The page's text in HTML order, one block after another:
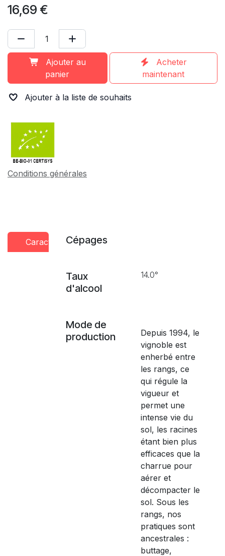
16,69 €
Ajouter au
panier
Acheter
maintenant
Ajouter à la liste de souhaits
Conditions générales
CaractéristiquesCépages
Taux
d'alcool
14.0°
Mode de
production
Depuis 1994, le
vignoble est
enherbé entre
les rangs, ce
qui régule la
vigueur et
permet une
intense vie du
sol, les racines
étant bien plus
efficaces que la
charrue pour
aérer et
décompacter le
sol. Sous les
rangs, nos
pratiques sont
ancestrales :
buttage,